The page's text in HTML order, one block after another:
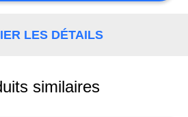
LES DÉTAILS
similaires